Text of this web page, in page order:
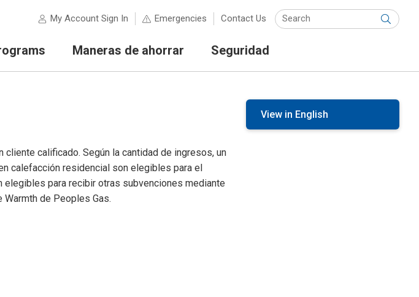
My Account Sign In Emergencies Contact Us
Submit
Maneras de ahorrar Seguridad
calificado. Según la cantidad de ingresos, un
calefacción residencial son elegibles para el
para recibir otras subvenciones mediante
de Peoples Gas.
View in English